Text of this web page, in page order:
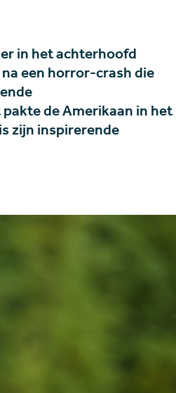
in het achterhoofd
een horror-crash die
de Amerikaan in het
zijn inspirerende